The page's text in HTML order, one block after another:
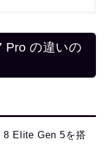
Pro の違いの
8 Elite Gen 5を搭